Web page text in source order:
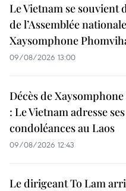
Le Vietnam se souvient
de l’Assemblée
Xaysomphone
09/08/2026 13:00
Décès de
: Le Vietnam adresse ses
condoléances au Laos
09/08/2026 12:43
Le dirigeant To Lam